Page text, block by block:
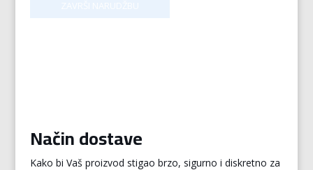
Način dostave
Kako bi Vaš proizvod stigao brzo, sigurno i diskretno za